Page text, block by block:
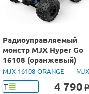
Радиоуправляемый
монстр MJX Hyper Go
16108 (оранжевый)
4WD 2.4G LED 1/16
RTR
MJX-16108-ORANGE MJX
Т 4 790 o